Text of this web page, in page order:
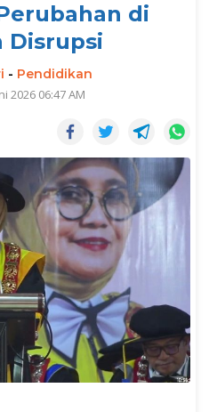
di
Disrupsi
- Pendidikan
2026 06:47 AM